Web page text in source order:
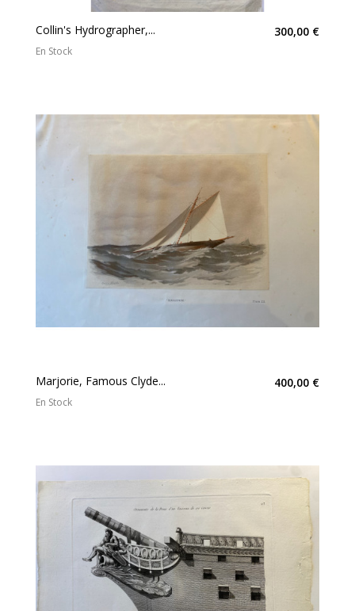
Collin's Hydrographer,... 300,00 €
En Stock
Marjorie, Famous Clyde... 400,00 €
En Stock